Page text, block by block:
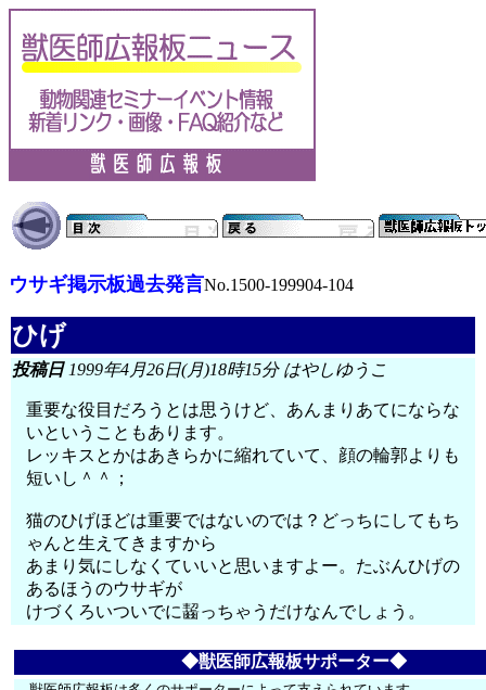
ウサギ掲示板過去発言No.1500-199904-104
ひげ
投稿日1999年4月26日(月)18時15分 はやしゆうこ
重要な役目だろうとは思うけど、あんまりあてにならな
いということもあります。
レッキスとかはあきらかに縮れていて、顔の輪郭よりも
短いし＾＾；
猫のひげほどは重要ではないのでは？どっちにしてもち
ゃんと生えてきますから
あまり気にしなくていいと思いますよー。たぶんひげの
あるほうのウサギが
けづくろいついでに齧っちゃうだけなんでしょう。
◆獣医師広報板サポーター◆